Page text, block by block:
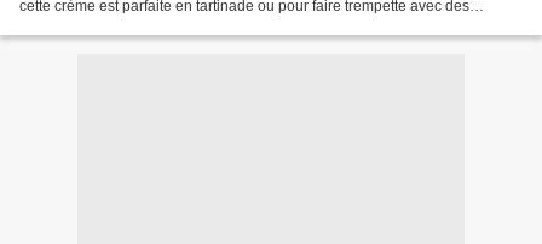
cette crème est parfaite en tartinade ou pour faire trempette avec des